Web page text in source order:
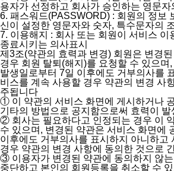
용자가 선정하고 회사가 승인하는 영문
6. 패스워드(PASSWORD) : 회원의 정보
신이 설정한 영문자와 숫자, 특수문자의
7. 이용해지 : 회사 또는 회원이 서비스 이
종료시키는 의사표시
제3조(약관의 효력과 변경) 회원은 변경
경우 회원 탈퇴(해지)를 요청할 수 있으며
발생일로부터 7일 이후에도 거부의사를
비스를 계속 사용할 경우 약관의 변경 사
주됩니다
① 이 약관의 서비스 화면에 게시하거나
기타의 방법으로 공지함으로써 효력이 발
② 회사는 필요하다고 인정되는 경우 이
수 있으며, 변경된 약관은 서비스 화면에
이후에도 거부의사를 표시하지 아니하고
경우 약관의 변경 사항에 동의한 것으로
③ 이용자가 변경된 약관에 동의하지 않
중단하고 본인의 회원등록을 취소할 수